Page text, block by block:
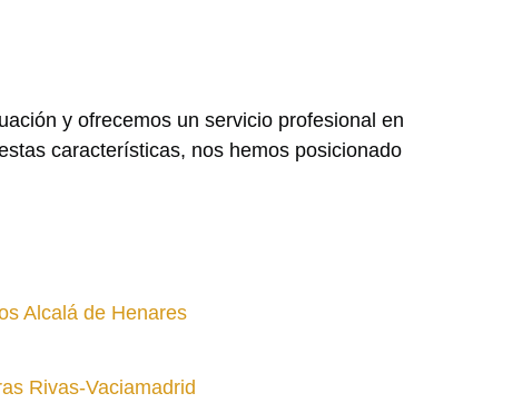
y ofrecemos un servicio profesional en
características, nos hemos posicionado
Alcalá de Henares
Rivas-Vaciamadrid